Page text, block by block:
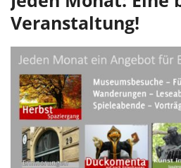
Veranstaltung!